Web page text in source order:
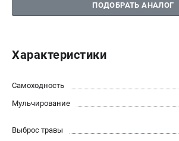
Политика обработки персональных
ИНФОРМАЦИЯ
О компании
Новости
ПОДОБРАТЬ АНАЛОГ
Характеристики
Самоходность
Мульчирование
Выброс травы